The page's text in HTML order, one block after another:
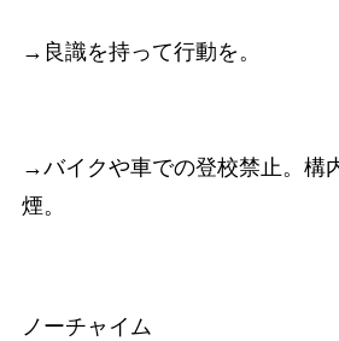
→良識を持って行動を。
→バイクや車での登校禁止。構
煙。
ノーチャイム